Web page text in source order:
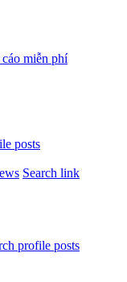
posts
Search link
profile posts